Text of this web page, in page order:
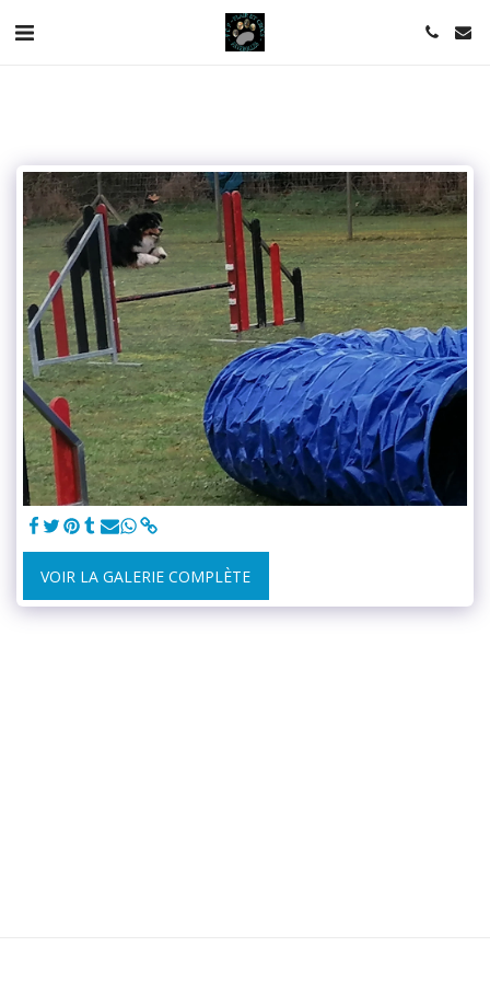
VOIR LA GALERIE COMPLÈTE